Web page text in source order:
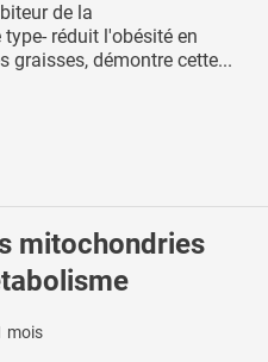
de la
réduit l'obésité en
graisses, démontre cette...
mitochondries
mois